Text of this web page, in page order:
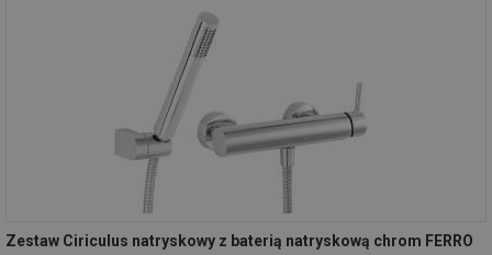
Zestaw Ciriculus natryskowy z baterią natryskową chrom FERRO